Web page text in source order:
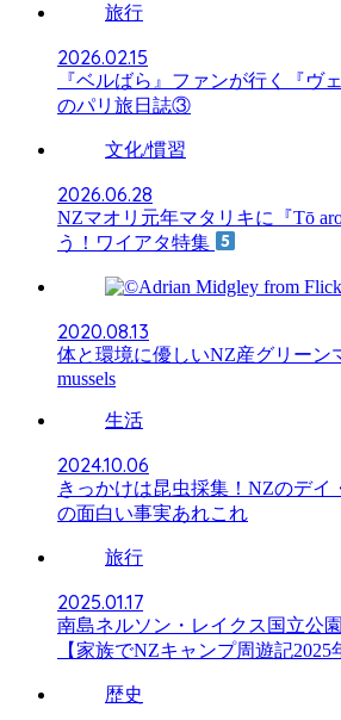
旅行
2026.02.15
『ベルばら』ファンが行く『
のパリ旅日誌③
文化/慣習
2026.06.28
NZマオリ元年マタリキに『Tō
う！ワイアタ特集
2020.08.13
体と環境に優しいNZ産グリーン
mussels
生活
2024.10.06
きっかけは昆虫採集！NZのデイ
の面白い事実あれこれ
旅行
2025.01.17
南島ネルソン・レイクス国立公
【家族でNZキャンプ周遊記2025
歴史